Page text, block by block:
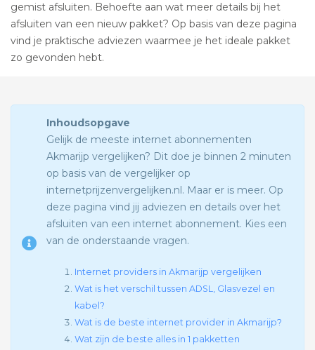
gemist afsluiten. Behoefte aan wat meer details bij het
afsluiten van een nieuw pakket? Op basis van deze pagina
vind je praktische adviezen waarmee je het ideale pakket
zo gevonden hebt.
Inhoudsopgave
Gelijk de meeste internet abonnementen
Akmarijp vergelijken? Dit doe je binnen 2 minuten
op basis van de vergelijker op
internetprijzenvergelijken.nl. Maar er is meer. Op
deze pagina vind jij adviezen en details over het
afsluiten van een internet abonnement. Kies een
van de onderstaande vragen.
Internet providers in Akmarijp vergelijken
Wat is het verschil tussen ADSL, Glasvezel en
kabel?
Wat is de beste internet provider in Akmarijp?
Wat zijn de beste alles in 1 pakketten